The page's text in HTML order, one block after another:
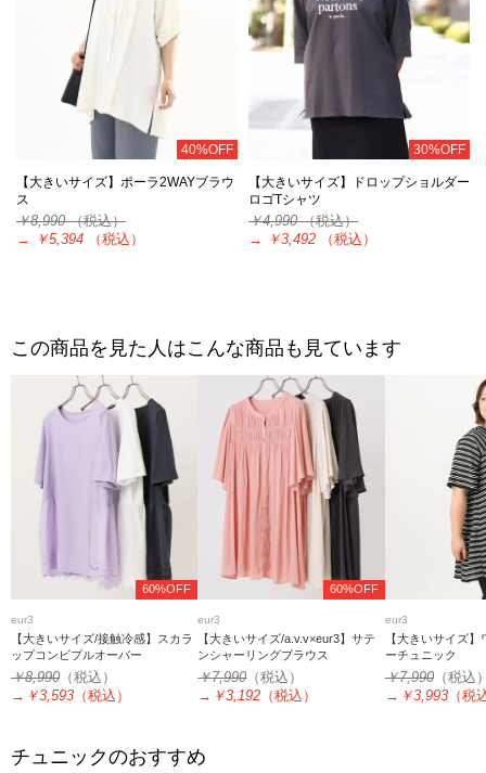
40%OFF
【大きいサイズ】ポーラ2WAYブラウ
ス
￥8,990（税込）
→
￥5,394 （税込）
30%OFF
【大きいサイズ】ドロップショルダー
ロゴTシャツ
￥4,990（税込）
→
￥3,492 （税込）
この商品を見た人はこんな商品も見ています
60%OFF
eur3
【大きいサイズ/接触冷感】スカラ
ップコンビプルオーバー
￥8,990 （税込）
→ ￥3,593 （税込）
60%OFF
eur3
【大きいサイズ/a.v.v×eur3】サテ
ンシャーリングブラウス
￥7,990（税込）
→ ￥3,192 （税込）
eur3
【大きいサイズ
ーチュニック
￥7,990（税込
→ ￥3,993（税
チュニックのおすすめ